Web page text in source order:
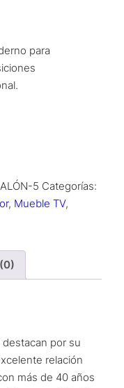
para
5 Categorías:
, Mueble TV,
destacan por su
relación
más de 40 años